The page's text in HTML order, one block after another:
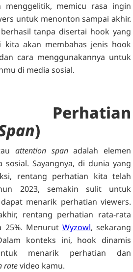
menggelitik, memicu rasa ingin
untuk menonton sampai akhir.
tanpa disertai hook yang
kita akan membahas jenis hook
cara menggunakannya untuk
di media sosial.
Perhatian
)
attention spanadalah elemen
Sayangnya, di dunia yang
rentang perhatian kita telah
2023, semakin sulit untuk
menarik perhatian viewers.
rentang perhatian rata-rata
25%. Menurut Wyzowl, sekarang
konteks ini, hook dinamis
menarik perhatian dan
ratevideo kamu.